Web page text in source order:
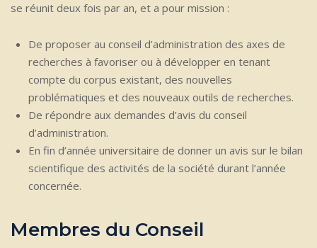
se réunit deux fois par an, et a pour mission :
De proposer au conseil d’administration des axes de
recherches à favoriser ou à développer en tenant
compte du corpus existant, des nouvelles
problématiques et des nouveaux outils de recherches.
De répondre aux demandes d’avis du conseil
d’administration.
En fin d’année universitaire de donner un avis sur le bilan
scientifique des activités de la société durant l’année
concernée.
Membres du Conseil